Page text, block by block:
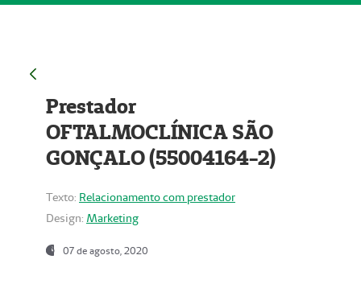
Prestador
OFTALMOCLÍNICA SÃO
GONÇALO (55004164-2)
Texto: Relacionamento com prestador
Design: Marketing
07 de agosto, 2020